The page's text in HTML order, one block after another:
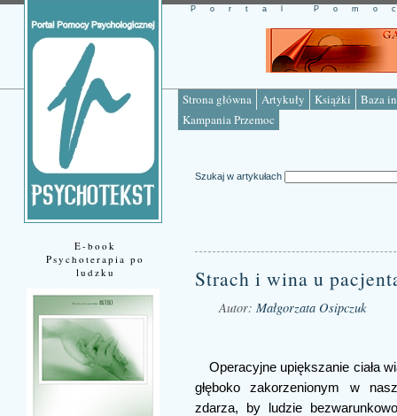
Strona główna Artykuły Książki
Baza
Kampania Przemoc
Portal
E-book
Psychoterapia po
ludzku
Szukaj w artykułach
Strach i wina u
Autor: Małgorzata Osipczuk
Operacyjne upiększanie ciała
głęboko zakorzenionym w
zdarza, by ludzie